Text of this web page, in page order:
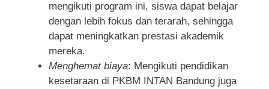
mengikuti program ini, siswa dapat belajar
dengan lebih fokus dan terarah, sehingga
dapat meningkatkan prestasi akademik
mereka.
Menghemat biaya: Mengikuti pendidikan
kesetaraan di PKBM INTAN Bandung juga